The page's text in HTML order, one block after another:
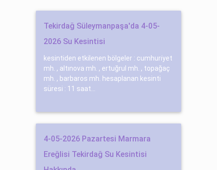
Tekirdağ Süleymanpaşa'da 4-05-
2026 Su Kesintisi
kesintiden etkilenen bölgeler : cumhuri̇yet
mh. , altınova mh. , ertuğrul mh. , topağaç
mh. , barbaros mh. hesaplanan kesinti
süresi : 11 saat...
4-05-2026 Pazartesi Marmara
Ereğlisi Tekirdağ Su Kesintisi